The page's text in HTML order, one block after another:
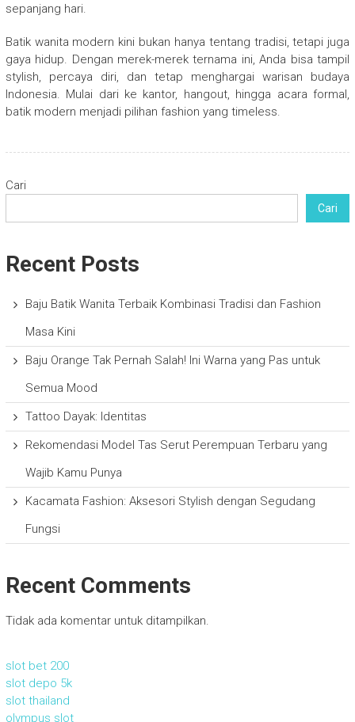
sepanjang hari.
Batik wanita modern kini bukan hanya tentang tradisi, tetapi juga
gaya hidup. Dengan merek-merek ternama ini, Anda bisa tampil
stylish, percaya diri, dan tetap menghargai warisan budaya
Indonesia. Mulai dari ke kantor, hangout, hingga acara formal,
batik modern menjadi pilihan fashion yang timeless.
Cari
Cari
Recent Posts
Baju Batik Wanita Terbaik Kombinasi Tradisi dan Fashion
Masa Kini
Baju Orange Tak Pernah Salah! Ini Warna yang Pas untuk
Semua Mood
Tattoo Dayak: Identitas
Rekomendasi Model Tas Serut Perempuan Terbaru yang
Wajib Kamu Punya
Kacamata Fashion: Aksesori Stylish dengan Segudang
Fungsi
Recent Comments
Tidak ada komentar untuk ditampilkan.
slot bet 200
slot depo 5k
slot thailand
olympus slot